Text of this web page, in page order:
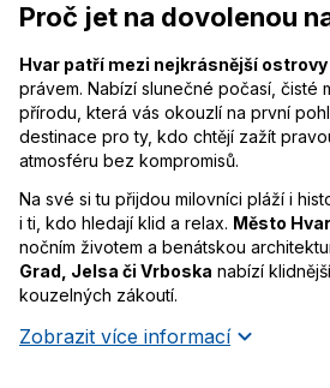
Proč jet na dovolenou
Hvar patří mezi nejkrásnější
právem. Nabízí slunečné počasí, čisté
přírodu, která vás okouzlí na první
destinace pro ty, kdo chtějí zažít
atmosféru bez kompromisů.
Na své si tu přijdou milovníci pláží i
i ti, kdo hledají klid a relax. Město Hvar
nočním životem a benátskou
Grad, Jelsa či Vrboska nabízí
kouzelných zákoutí.
Zobrazit více informací